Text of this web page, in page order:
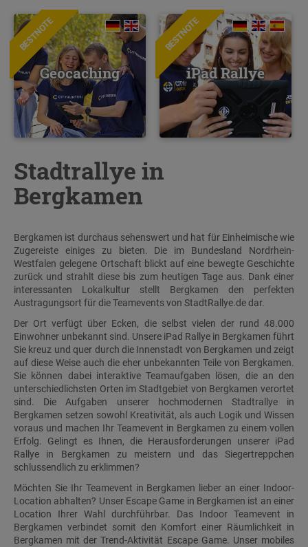
BESTNOTE
Geocaching
BESTNOTE
iPad Rallye
Stadtrallye in
Bergkamen
Bergkamen ist durchaus sehenswert und hat für Einheimische wie
Zugereiste einiges zu bieten. Die im Bundesland Nordrhein-
Westfalen gelegene Ortschaft blickt auf eine bewegte Geschichte
zurück und strahlt diese bis zum heutigen Tage aus. Dank einer
interessanten Lokalkultur stellt Bergkamen den perfekten
Austragungsort für die Teamevents von StadtRallye.de dar.
Der Ort verfügt über Ecken, die selbst vielen der rund 48.000
Einwohner unbekannt sind. Unsere iPad Rallye in Bergkamen führt
Sie kreuz und quer durch die Innenstadt von Bergkamen und zeigt
auf diese Weise auch die eher unbekannten Teile von Bergkamen.
Sie können dabei interaktive Teamaufgaben lösen, die an den
unterschiedlichsten Orten im Stadtgebiet von Bergkamen verortet
sind. Die Aufgaben unserer hochmodernen Stadtrallye in
Bergkamen setzen sowohl Kreativität, als auch Logik und Wissen
voraus und machen Ihr Teamevent in Bergkamen zu einem vollen
Erfolg. Gelingt es Ihnen, die Herausforderungen unserer iPad
Rallye in Bergkamen zu meistern und das Siegertreppchen
schlussendlich zu erklimmen?
Möchten Sie Ihr Teamevent in Bergkamen lieber an einer Indoor-
Location abhalten? Unser Escape Game in Bergkamen ist an einer
Location Ihrer Wahl durchführbar. Das Indoor Teamevent in
Bergkamen verbindet somit den Komfort einer Räumlichkeit in
Bergkamen mit der Trend-Aktivität Escape Game. Unser mobiles